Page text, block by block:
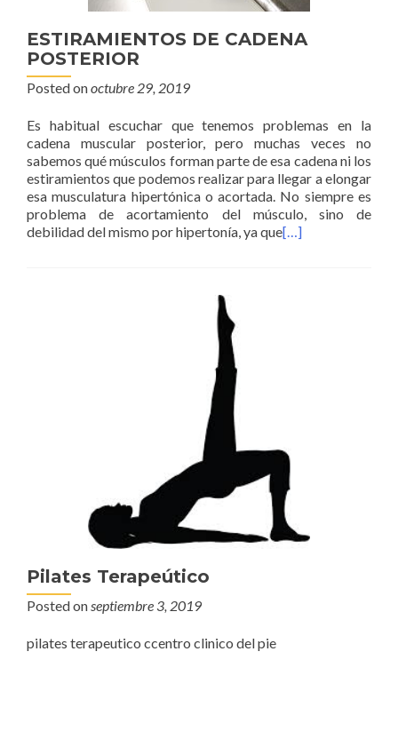
ESTIRAMIENTOS DE CADENA
POSTERIOR
Posted onoctubre 29, 2019
Es habitual escuchar que tenemos problemas en la
cadena muscular posterior, pero muchas veces no
sabemos qué músculos forman parte de esa cadena ni los
estiramientos que podemos realizar para llegar a elongar
esa musculatura hipertónica o acortada. No siempre es
problema de acortamiento del músculo, sino de
debilidad del mismo por hipertonía, ya que[…]
Pilates Terapeútico
Posted on septiembre 3, 2019
pilates terapeutico ccentro clinico del pie